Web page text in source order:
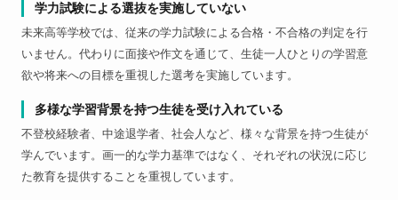
学力試験による選抜を実施していない
未来高等学校では、従来の学力試験による合格・不合格の判定を行
いません。代わりに面接や作文を通じて、生徒一人ひとりの学習意
欲や将来への目標を重視した選考を実施しています。
多様な学習背景を持つ生徒を受け入れている
不登校経験者、中途退学者、社会人など、様々な背景を持つ生徒が
学んでいます。画一的な学力基準ではなく、それぞれの状況に応じ
た教育を提供することを重視しています。